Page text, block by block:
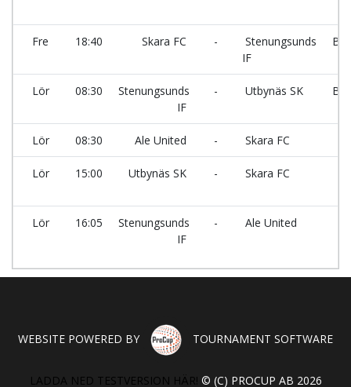
Fre 18:40 Skara FC -
Stenungsunds
IF
Lör 08:30
Stenungsunds
IF
- Utbynäs SK
Lör 08:30 Ale United - Skara FC
Lör 15:00 Utbynäs SK - Skara FC
Lör 16:05
Stenungsunds
IF
- Ale United
WEBSITE POWERED BY TOURNAMENT SOFTWARE
LADDA NED TESTVERSION HÄR! © (C) PROCUP AB 2026